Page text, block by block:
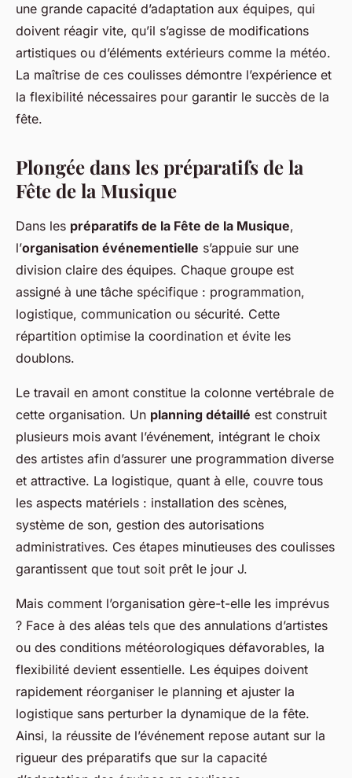
une grande capacité d’adaptation aux équipes, qui
doivent réagir vite, qu’il s’agisse de modifications
artistiques ou d’éléments extérieurs comme la météo.
La maîtrise de ces coulisses démontre l’expérience et
la flexibilité nécessaires pour garantir le succès de la
fête.
Plongée dans les préparatifs de la
Fête de la Musique
Dans les préparatifs de la Fête de la Musique,
l’organisation événementielle s’appuie sur une
division claire des équipes. Chaque groupe est
assigné à une tâche spécifique : programmation,
logistique, communication ou sécurité. Cette
répartition optimise la coordination et évite les
doublons.
Le travail en amont constitue la colonne vertébrale de
cette organisation. Un planning détaillé est construit
plusieurs mois avant l’événement, intégrant le choix
des artistes afin d’assurer une programmation diverse
et attractive. La logistique, quant à elle, couvre tous
les aspects matériels : installation des scènes,
système de son, gestion des autorisations
administratives. Ces étapes minutieuses des coulisses
garantissent que tout soit prêt le jour J.
Mais comment l’organisation gère-t-elle les imprévus
? Face à des aléas tels que des annulations d’artistes
ou des conditions météorologiques défavorables, la
flexibilité devient essentielle. Les équipes doivent
rapidement réorganiser le planning et ajuster la
logistique sans perturber la dynamique de la fête.
Ainsi, la réussite de l’événement repose autant sur la
rigueur des préparatifs que sur la capacité